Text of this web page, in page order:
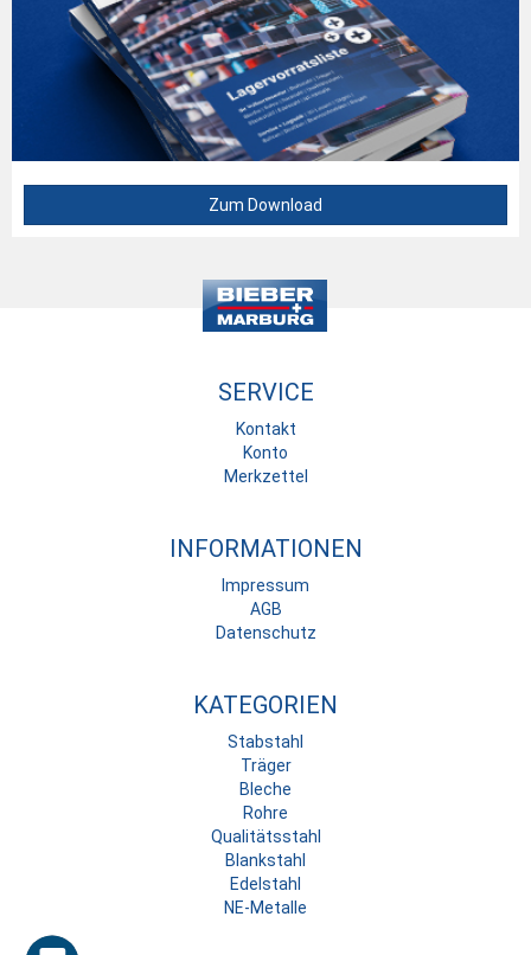
Zum Download
SERVICE
Kontakt
Konto
Merkzettel
INFORMATIONEN
Impressum
AGB
Datenschutz
KATEGORIEN
Stabstahl
Träger
Bleche
Rohre
Qualitätsstahl
Blankstahl
Edelstahl
NE-Metalle